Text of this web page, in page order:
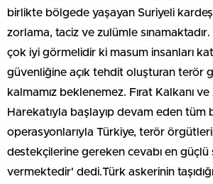
birlikte bölgede yaşayan Suriyeli
zorlama, taciz ve zulümle
çok iyi görmelidir ki masum insanları
güvenliğine açık tehdit oluşturan terör
kalmamız beklenemez. Fırat Kalkanı ve
Harekatıyla başlayıp devam eden tüm
operasyonlarıyla Türkiye, terör
destekçilerine gereken cevabı en güçlü
vermektedir' dedi.Türk askerinin